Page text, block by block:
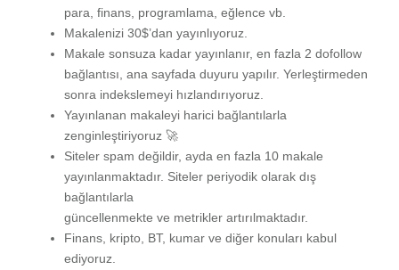
para, finans, programlama, eğlence vb.
Makalenizi 30$’dan yayınlıyoruz.
Makale sonsuza kadar yayınlanır, en fazla 2 dofollow
bağlantısı, ana sayfada duyuru yapılır. Yerleştirmeden
sonra indekslemeyi hızlandırıyoruz.
Yayınlanan makaleyi harici bağlantılarla
zenginleştiriyoruz 🚀
Siteler spam değildir, ayda en fazla 10 makale
yayınlanmaktadır. Siteler periyodik olarak dış
bağlantılarla
güncellenmekte ve metrikler artırılmaktadır.
Finans, kripto, BT, kumar ve diğer konuları kabul
ediyoruz.